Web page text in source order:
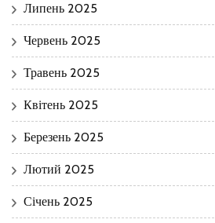
Липень 2025
Червень 2025
Травень 2025
Квітень 2025
Березень 2025
Лютий 2025
Січень 2025